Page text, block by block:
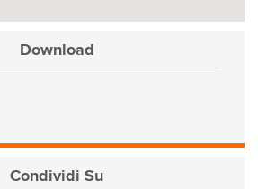
Download
Condividi Su